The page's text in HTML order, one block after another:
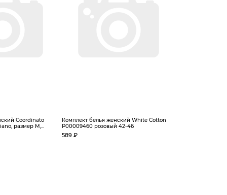
Coordinato
размер M,...
Комплект белья женский White Cotton
Р00009460 розовый 42-46
589 ₽